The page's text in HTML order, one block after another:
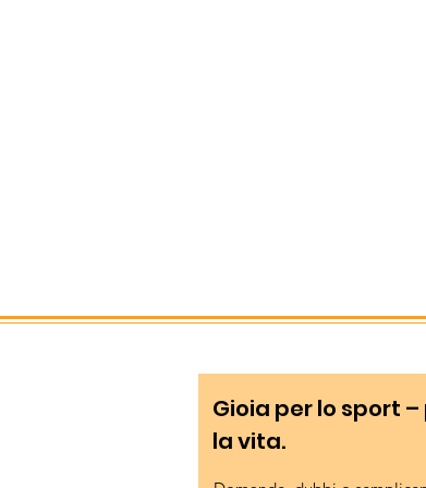
Gioia per lo sport
la vita.